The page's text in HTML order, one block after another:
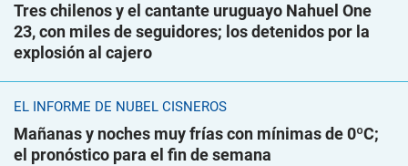
Tres chilenos y el cantante uruguayo Nahuel One
23, con miles de seguidores; los detenidos por la
explosión al cajero
EL INFORME DE NUBEL CISNEROS
Mañanas y noches muy frías con mínimas de 0ºC;
el pronóstico para el fin de semana